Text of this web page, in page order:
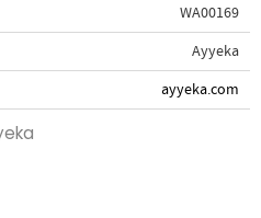
WA00169
Ayyeka
ayyeka.com